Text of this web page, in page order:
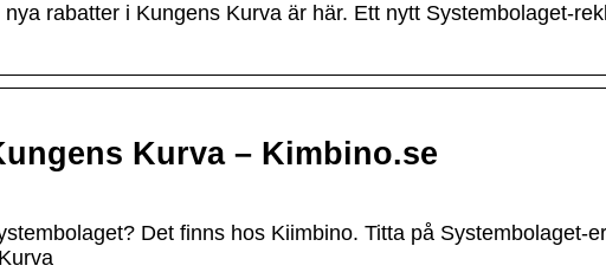
rabatter i Kungens Kurva är här. Ett nytt Systembolaget-
Kurva – Kimbino.se
Det finns hos Kiimbino. Titta på Systembolaget-